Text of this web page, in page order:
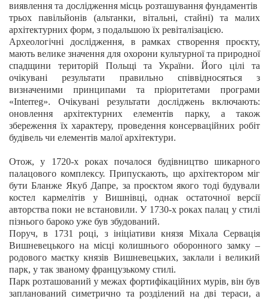
виявлення та дослідження місць розташування фундаментів
трьох павільйонів (альтанки, вітальні, стайні) та малих
архітектурних форм, з подальшою їх ревіталізацією.
Археологічні дослідження, в рамках створення проєкту,
мають велике значення для охорони культурної та природної
спадщини територій Польщі та України. Його цілі та
очікувані результати правильно співвідносяться з
визначеними принципами та пріоритетами програми
«Interreg». Очікувані результати досліджень включають:
оновлення архітектурних елементів парку, а також
збереження їх характеру, проведення консерваційних робіт
будівель чи елементів малої архітектури.
Отож, у 1720-х роках почалося будівництво шикарного
палацового комплексу. Припускають, що архітектором міг
бути Бланже Якуб Дапре, за проєктом якого тоді будували
костел кармелітів у Вишнівці, однак остаточної версії
авторства поки не встановили. У 1730-х роках палац у стилі
пізнього бароко уже був збудований.
Поруч, в 1731 році, з ініціативи князя Міхала Сервація
Вишневецького на місці колишнього оборонного замку –
родового маєтку князів Вишневецьких, заклали і великий
парк, у так званому французькому стилі.
Парк розташований у межах фортифікаційних мурів, він був
запланований симетрично та розділений на дві тераси, а